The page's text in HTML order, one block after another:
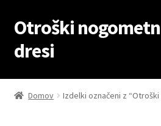
Skip
to
navigation
Skip
to
content
Otroški
dresi
Domov
Domov Izdelki označeni z